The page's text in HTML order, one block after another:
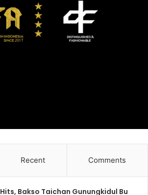
Recent Comments
Hits, Bakso Taichan Gunungkidul Bu